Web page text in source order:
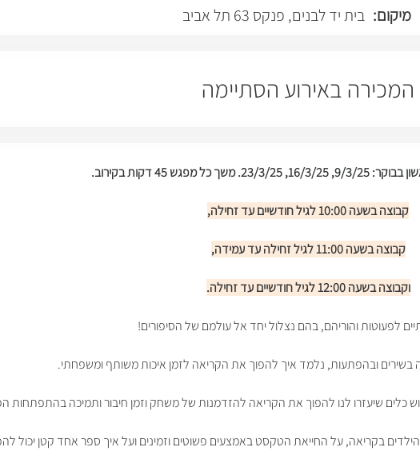
מיקום: בית יד לבנים, פנקס 63 תל אביב
המכירה באירוע הסתיימה
כל מפגש 45 דקות בקירוב.
קבוצה בשעה 10:00 לגיל חודשיים עד זחילה,
קבוצה בשעה 11:00 לגיל זחילה עד עמידה,
וקבוצה בשעה 12:00 לגיל חודשיים עד זחילה.
לפעוטות והוריהם, בהם נצלול יחד אל עולמם של הסיפורים!
בשירים ובהפתעות, נלמד איך להפוך את הקריאה לזמן איכות משותף ומשפחתי.
שיעזרו לנו להפוך את הקריאה להזדמנות של משחק וזמן חיבור ותמיכה בהתפתחות
בקריאה, על החייאת הטקסט באמצעים פשוטים וזמינים ועל איך ספר אחד קטן יכול